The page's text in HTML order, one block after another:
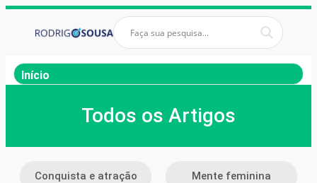
Início
Todos os Artigos
Conquista e atração Mente feminina